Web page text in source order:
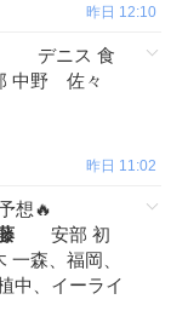
昨日 12:10
デニス 食
野 佐々
昨日 11:02
メン予想🔥
安部 初
、福岡、
中、イーライ